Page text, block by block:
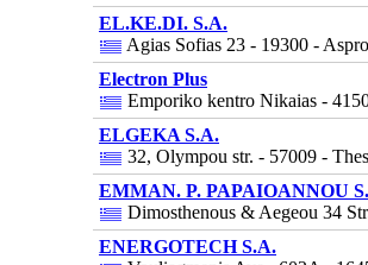
EL.KE.DI. S.A.
Agias Sofias 23 - 19300 -
Electron Plus
Emporiko kentro Nikaias -
ELGEKA S.A.
32, Olympou str. - 57009 -
EMMAN. P. PAPAIOANNOU
Dimosthenous & Aegeou 34
ENERGOTECH S.A.